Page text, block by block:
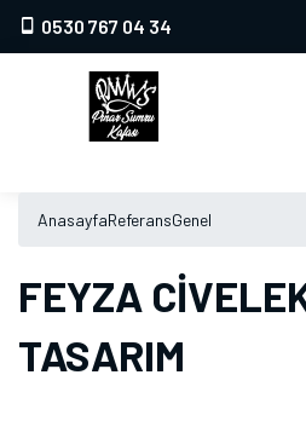
0530 767 04 34
AnasayfaReferansGenel
FEYZA
TASARIM